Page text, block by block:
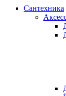
Сантехника